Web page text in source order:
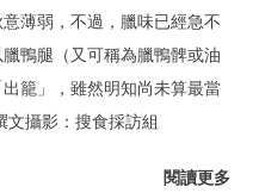
薄弱，不過，臘味已經急不
鴨腿（又可稱為臘鴨髀或油
籠」，雖然明知尚未算最當
攝影：搜食採訪組
閱讀更多